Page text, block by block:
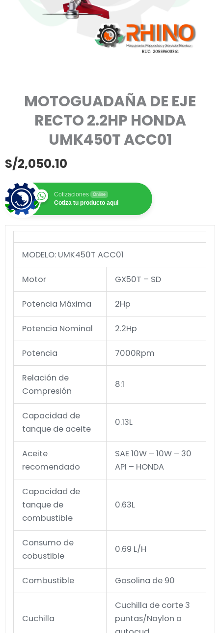
MOTOGUADAÑA DE EJE
RECTO 2.2HP HONDA
UMK450T ACC01
S/2,050.10
Cotizaciones Online
Cotiza tu producto aqui
MODELO: UMK450T ACC01
Motor GX50T – SD
Potencia Máxima 2Hp
Potencia Nominal 2.2Hp
Potencia 7000Rpm
Relación de
Compresión
8:1
Capacidad de
tanque de aceite
0.13L
Aceite
recomendado
SAE 10W – 10W – 30
API – HONDA
Capacidad de
tanque de
combustible
0.63L
Consumo de
cobustible
0.69 L/H
Combustible Gasolina de 90
Cuchilla
Cuchilla de corte 3
puntas/Naylon o